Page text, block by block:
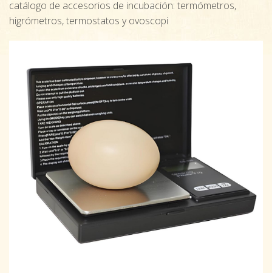
catálogo de accesorios de incubación: termómetros,
higrómetros, termostatos y ovoscopi